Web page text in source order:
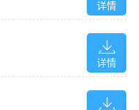
详情
详情